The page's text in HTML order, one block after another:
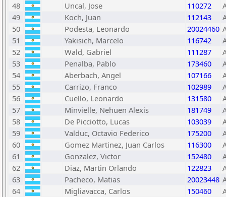
48
Uncal, Jose 110272
49
Koch, Juan 112143
50
Podesta, Leonardo 20024460
51
Yakisich, Marcelo 116742
52
Wald, Gabriel 111287
53
Penalba, Pablo 173460
54
Aberbach, Angel 107166
55
Carrizo, Franco 102989
56
Cuello, Leonardo 131580
57
Minvielle, Nehuen Alexis 181749
58
De Picciotto, Lucas 103039
59
Valduc, Octavio Federico 175200
60
Gomez Martinez, Juan Carlos 116300
61
Gonzalez, Victor 152480
62
Diaz, Martin Orlando 122823
63
Pacheco, Matias 20023448
64
Migliavacca, Carlos 150460